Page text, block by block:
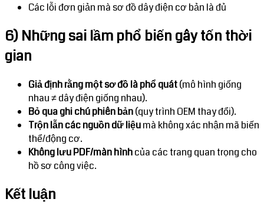
Các lỗi đơn giản mà sơ đồ dây điện cơ bản là đủ
6) Những sai lầm phổ biến gây tốn thời
gian
Giả định rằng một sơ đồ là phổ quát(mô hình giống
nhau ≠ dây điện giống nhau).
Bỏ qua ghi chú phiên bản(quy trình OEM thay đổi).
Trộn lẫn các nguồn dữ liệumà không xác nhận mã biến
thể/động cơ.
Không lưu PDF/màn hìnhcủa các trang quan trọng cho
hồ sơ công việc.
Kết luận